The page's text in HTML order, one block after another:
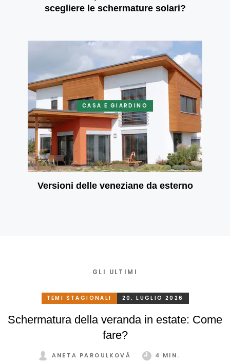
scegliere le schermature solari?
CASA E GIARDINO
Versioni delle veneziane da esterno
GLI ULTIMI
TEMI STAGIONALI 20. LUGLIO 2026
Schermatura della veranda in estate: Come
fare?
ANETA PAROULKOVÁ
4 MIN.